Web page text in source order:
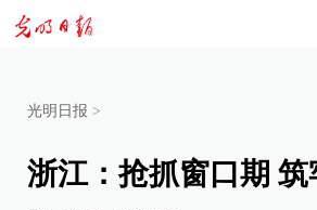
光明日报 >
浙江：抢抓窗口期